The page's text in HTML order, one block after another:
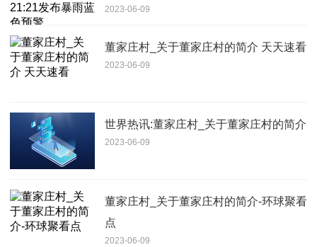
2023-06-09
董家庄村_关于董家庄村的简介 天天速看
2023-06-09
世界热讯:董家庄村_关于董家庄村的简介
2023-06-09
董家庄村_关于董家庄村的简介-环球聚看
点
2023-06-09